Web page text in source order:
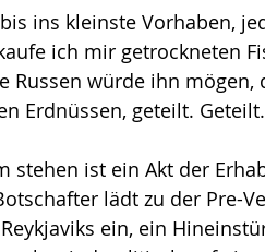
ins kleinste Vorhaben,
ich mir getrockneten
Russen würde ihn
Erdnüssen, geteilt.
stehen ist ein Akt der
lädt zu der Pre-
ein, ein